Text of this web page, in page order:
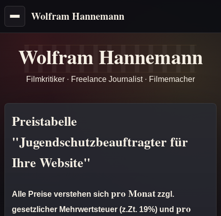
Wolfram Hannemann
Wolfram Hannemann
Filmkritiker · Freelance Journalist · Filmemacher
Preistabelle
"Jugendschutzbeauftragter für
Ihre Website"
Alle Preise verstehen sich pro Monat zzgl.
gesetzlicher Mehrwertsteuer (z.Zt. 19%) und pro